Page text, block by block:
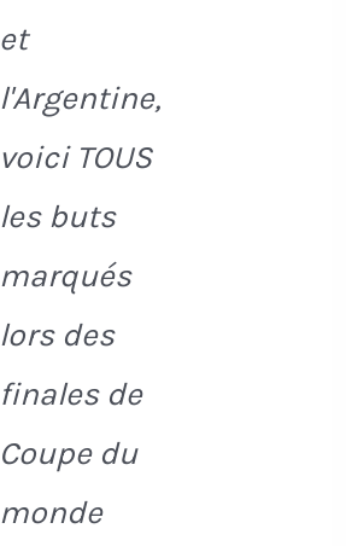
et
l'Argentine,
voici TOUS
les buts
marqués
lors des
finales de
Coupe du
monde